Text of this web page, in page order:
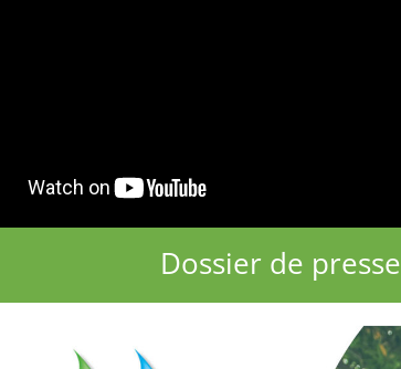
Dossier de presse